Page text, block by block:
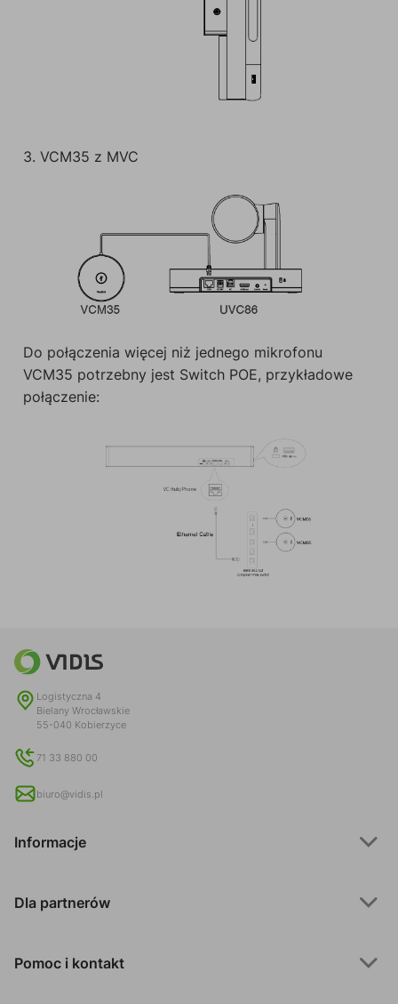
3. VCM35 z MVC
Do połączenia więcej niż jednego mikrofonu
VCM35 potrzebny jest Switch POE, przykładowe
połączenie:
Logistyczna 4
Bielany Wrocławskie
55-040 Kobierzyce
71 33 880 00
biuro@vidis.pl
Informacje
Dla partnerów
Pomoc i kontakt